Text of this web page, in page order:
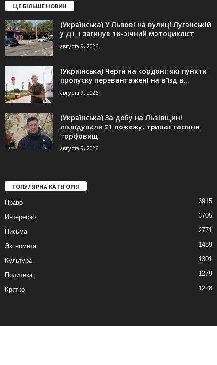
ЩЕ БІЛЬШЕ НОВИН
(Українська) У Львові на вулиці Луганській
у ДТП загинув 18-річний мотоцикліст
августа 9, 2026
(Українська) Черги на кордоні: які пункти
пропуску перевантажені на в’їзд в...
августа 9, 2026
(Українська) За добу на Львівщині
ліквідували 21 пожежу, триває гасіння
торфовищ
августа 9, 2026
ПОПУЛЯРНА КАТЕГОРІЯ
Право 3915
Интересно 3705
Письма 2771
Экономика 1489
Культура 1301
Политика 1279
Кратко 1228